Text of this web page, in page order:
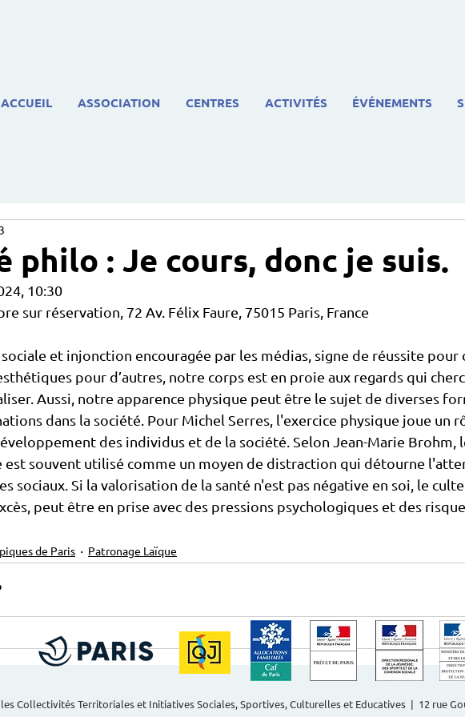
ACCUEIL ASSOCIATION CENTRES ACTIVITÉS ÉVÉNEMENTS
philo : Je cours, donc je suis.
10:30
sur réservation, 72 Av. Félix Faure, 75015 Paris, France
et injonction encouragée par les médias, signe de réussite pour
pour d’autres, notre corps est en proie aux regards qui
Aussi, notre apparence physique peut être le sujet de diverses
dans la société. Pour Michel Serres, l'exercice physique joue un
des individus et de la société. Selon Jean-Marie Brohm,
est souvent utilisé comme un moyen de distraction qui détourne
sociaux. Si la valorisation de la santé n'est pas négative en soi, le culte
peut être en prise avec des pressions psychologiques et des
de Paris Patronage Laïque
Collectivités Territoriales et Initiatives Sociales, Sportives, Culturelles et Educatives | 12 rue